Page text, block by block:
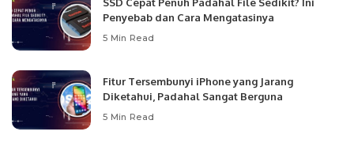
SSD Cepat Penuh Padahal File Sedikit? Ini
Penyebab dan Cara Mengatasinya
5 Min Read
Fitur Tersembunyi iPhone yang Jarang
Diketahui, Padahal Sangat Berguna
5 Min Read